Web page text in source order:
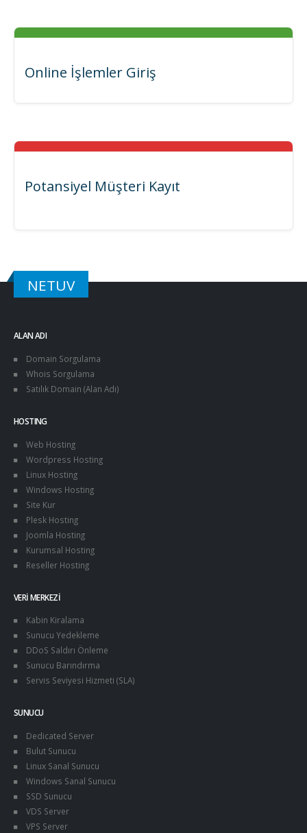
Online İşlemler Giriş
Potansiyel Müşteri Kayıt
NETUV
ALAN ADI
Domain Sorgulama
Whois Sorgulama
Satılık Domain (Alan Adı)
HOSTING
Web Hosting
Wordpress Hosting
Linux Hosting
Windows Hosting
Site Kur
Plesk Hosting
Joomla Hosting
Kurumsal Hosting
Reseller Hosting
VERI MERKEZI
Kabin Kiralama
Sunucu Yedekleme
DDoS Saldırı Önleme
Sunucu Barındırma
Servis Seviyesi Hizmeti (SLA)
SUNUCU
Dedicated Server
Bulut Sunucu
Linux Sanal Sunucu
Windows Sanal Sunucu
SSD Sunucu
VDS Server
VPS Server